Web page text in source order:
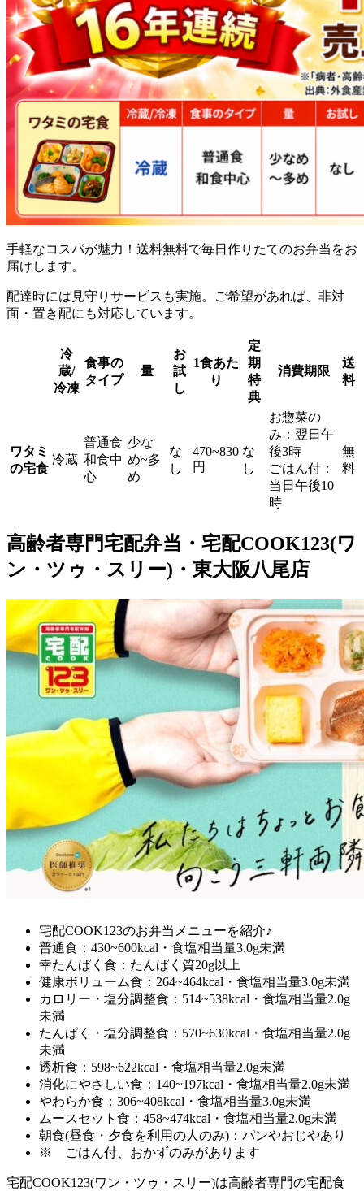
手軽なコスパが魅力！送料無料で毎日作りたてのお弁当をお
届け します。
配達時には見守りサービスも実施。ご希望があれば、非対
面・置き配にも対応しています。
冷
蔵/
冷凍
食事の
タイプ
量
お
試
し
1食あた
り
定
期
特
典
消費期限
送
料
ワタミ
の宅食
冷蔵
普通食
和食中
心
少な
め~多
め
な
し
470~830
円
な
し
お惣菜の
み：翌日午
後3時
ごはん付：
当日午後10
時
無
料
高齢者専門宅配弁当・宅配COOK123(ワ
ン・ツゥ・スリー)・東大阪八尾店
宅配COOK123のお弁当メニューを紹介♪
普通食：430~600kcal・食塩相当量3.0g未満
幸たんぱく食：たんぱく質20g以上
健康ボリューム食：264~464kcal・食塩相当量3.0g未満
カロリー・塩分調整食：514~538kcal・食塩相当量2.0g
未満
たんぱく・塩分調整食：570~630kcal・食塩相当量2.0g
未満
透析食：598~622kcal・食塩相当量2.0g未満
消化にやさしい食：140~197kcal・食塩相当量2.0g未満
やわらか食：306~408kcal・食塩相当量3.0g未満
ムースセット食：458~474kcal・食塩相当量2.0g未満
朝食(昼食・夕食を利用の人のみ)：パンやおじやあり
※ ごはん付、おかずのみがあります
宅配COOK123(ワン・ツゥ・スリー)は高齢者専門の宅配食